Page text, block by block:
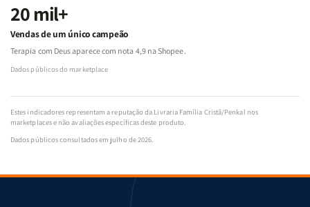
20 mil+
Vendas de um único campeão
Terapia com Deus aparece com nota 4,9 na Shopee.
Dados públicos do marketplace
Estes indicadores representam a reputação da Livraria Família Cristã/Penkal nos
marketplaces e não avaliações específicas deste produto.
Dados públicos consultados em julho de 2026.